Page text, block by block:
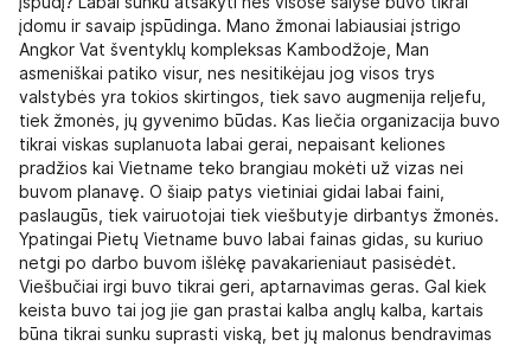
įdomu ir savaip įspūdinga. Mano žmonai labiausiai įstrigo
Angkor Vat šventyklų kompleksas Kambodžoje, Man
asmeniškai patiko visur, nes nesitikėjau jog visos trys
valstybės yra tokios skirtingos, tiek savo augmenija reljefu,
tiek žmonės, jų gyvenimo būdas. Kas liečia organizacija buvo
tikrai viskas suplanuota labai gerai, nepaisant keliones
pradžios kai Vietname teko brangiau mokėti už vizas nei
buvom planavę. O šiaip patys vietiniai gidai labai faini,
paslaugūs, tiek vairuotojai tiek viešbutyje dirbantys žmonės.
Ypatingai Pietų Vietname buvo labai fainas gidas, su kuriuo
netgi po darbo buvom išlėkę pavakarieniaut pasisėdėt.
Viešbučiai irgi buvo tikrai geri, aptarnavimas geras. Gal kiek
keista buvo tai jog jie gan prastai kalba anglų kalba, kartais
būna tikrai sunku suprasti viską, bet jų malonus bendravimas